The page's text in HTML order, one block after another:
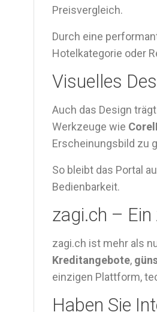
Preisvergleich.
Durch eine
Hotelkategorie oder
Visuelles
Auch das Design
Werkzeuge wie
Erscheinungsbild zu
So bleibt das Portal
Bedienbarkeit.
zagi.ch –
zagi.ch ist mehr als
Kreditangebote,
einzigen Plattform,
Haben Sie